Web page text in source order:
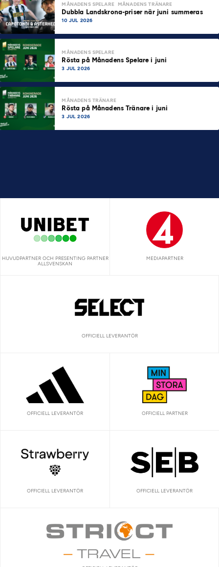
MÅNADENS SPELARE MÅNADENS TRÄNARE
Dubbla Landskrona-priser när juni summeras
10 JUL 2026
MÅNADENS SPELARE
Rösta på Månadens Spelare i juni
3 JUL 2026
MÅNADENS TRÄNARE
Rösta på Månadens Tränare i juni
3 JUL 2026
HUVUDPARTNER OCH PRESENTING PARTNER
ALLSVENSKAN
MEDIAPARTNER
OFFICIELL LEVERANTÖR
OFFICIELL LEVERANTÖR OFFICIELL PARTNER
OFFICIELL LEVERANTÖR OFFICIELL LEVERANTÖR